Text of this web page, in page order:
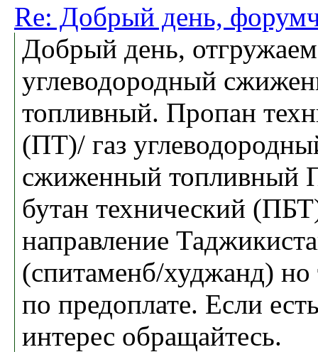
Re: Добрый день,
Добрый день, отгружаем
углеводородный
топливный. Пропан
(ПТ)/ газ
сжиженный топливный
бутан технический
направление
(спитаменб/худжанд) но
по предоплате. Если
интерес обращайтесь.